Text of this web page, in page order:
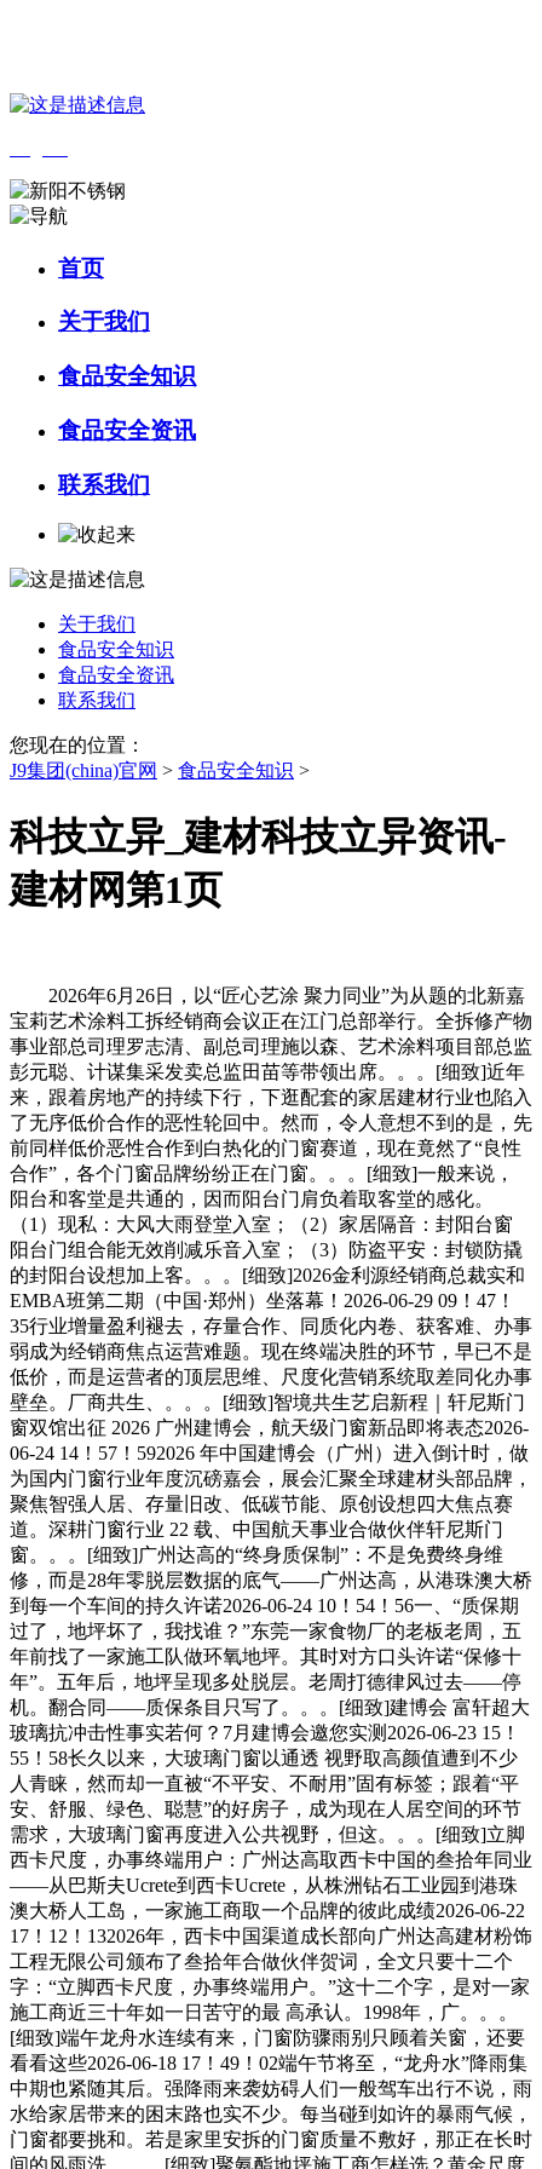
首页
关于我们
食品安全知识
食品安全资讯
联系我们
关于我们
食品安全知识
食品安全资讯
联系我们
您现在的位置：
J9集团(china)官网 > 食品安全知识 >
科技立异_建材科技立异资讯-
建材网第1页
2026年6月26日，以“匠心艺涂 聚力同业”为从题的北新嘉
宝莉艺术涂料工拆经销商会议正在江门总部举行。全拆修产物
事业部总司理罗志清、副总司理施以森、艺术涂料项目部总监
彭元聪、计谋集采发卖总监田苗等带领出席。。。[细致]近年
来，跟着房地产的持续下行，下逛配套的家居建材行业也陷入
了无序低价合作的恶性轮回中。然而，令人意想不到的是，先
前同样低价恶性合作到白热化的门窗赛道，现在竟然了“良性
合作”，各个门窗品牌纷纷正在门窗。。。[细致]一般来说，
阳台和客堂是共通的，因而阳台门肩负着取客堂的感化。
（1）现私：大风大雨登堂入室；（2）家居隔音：封阳台窗
阳台门组合能无效削减乐音入室；（3）防盗平安：封锁防撬
的封阳台设想加上客。。。[细致]2026金利源经销商总裁实和
EMBA班第二期（中国·郑州）坐落幕！2026-06-29 09！47！
35行业增量盈利褪去，存量合作、同质化内卷、获客难、办事
弱成为经销商焦点运营难题。现在终端决胜的环节，早已不是
低价，而是运营者的顶层思维、尺度化营销系统取差同化办事
壁垒。厂商共生、。。。[细致]智境共生艺启新程｜轩尼斯门
窗双馆出征 2026 广州建博会，航天级门窗新品即将表态2026-
06-24 14！57！592026 年中国建博会（广州）进入倒计时，做
为国内门窗行业年度沉磅嘉会，展会汇聚全球建材头部品牌，
聚焦智强人居、存量旧改、低碳节能、原创设想四大焦点赛
道。深耕门窗行业 22 载、中国航天事业合做伙伴轩尼斯门
窗。。。[细致]广州达高的“终身质保制”：不是免费终身维
修，而是28年零脱层数据的底气——广州达高，从港珠澳大桥
到每一个车间的持久许诺2026-06-24 10！54！56一、“质保期
过了，地坪坏了，我找谁？”东莞一家食物厂的老板老周，五
年前找了一家施工队做环氧地坪。其时对方口头许诺“保修十
年”。五年后，地坪呈现多处脱层。老周打德律风过去——停
机。翻合同——质保条目只写了。。。[细致]建博会 富轩超大
玻璃抗冲击性事实若何？7月建博会邀您实测2026-06-23 15！
55！58长久以来，大玻璃门窗以通透 视野取高颜值遭到不少
人青睐，然而却一直被“不平安、不耐用”固有标签；跟着“平
安、舒服、绿色、聪慧”的好房子，成为现在人居空间的环节
需求，大玻璃门窗再度进入公共视野，但这。。。[细致]立脚
西卡尺度，办事终端用户：广州达高取西卡中国的叁拾年同业
——从巴斯夫Ucrete到西卡Ucrete，从株洲钻石工业园到港珠
澳大桥人工岛，一家施工商取一个品牌的彼此成绩2026-06-22
17！12！132026年，西卡中国渠道成长部向广州达高建材粉饰
工程无限公司颁布了叁拾年合做伙伴贺词，全文只要十二个
字：“立脚西卡尺度，办事终端用户。”这十二个字，是对一家
施工商近三十年如一日苦守的最 高承认。1998年，广。。。
[细致]端午龙舟水连续有来，门窗防骤雨别只顾着关窗，还要
看看这些2026-06-18 17！49！02端午节将至，“龙舟水”降雨集
中期也紧随其后。强降雨来袭妨碍人们一般驾车出行不说，雨
水给家居带来的困末路也实不少。每当碰到如许的暴雨气候，
门窗都要挑和。若是家里安拆的门窗质量不敷好，那正在长时